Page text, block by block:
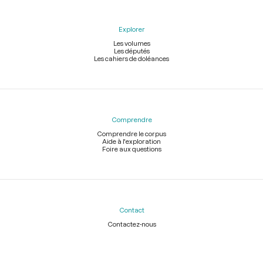
Explorer
Les volumes
Les députés
Les cahiers de doléances
Comprendre
Comprendre le corpus
Aide à l'exploration
Foire aux questions
Contact
Contactez-nous